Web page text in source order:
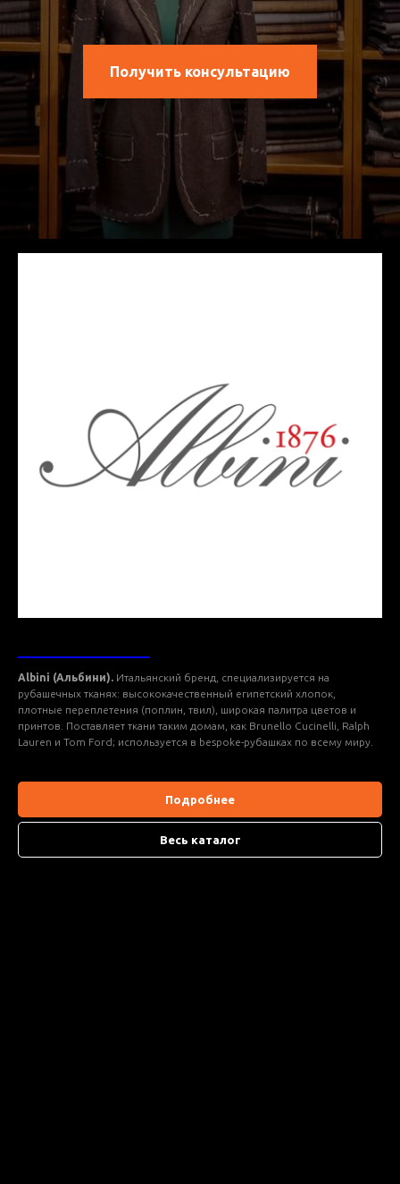
Получить консультацию
Albini (Альбини). Итальянский бренд, специализируется на
рубашечных тканях: высококачественный египетский хлопок,
плотные переплетения (поплин, твил), широкая палитра цветов и
принтов. Поставляет ткани таким домам, как Brunello Cucinelli, Ralph
Lauren и Tom Ford; используется в bespoke-рубашках по всему миру.
Подробнее
Весь каталог